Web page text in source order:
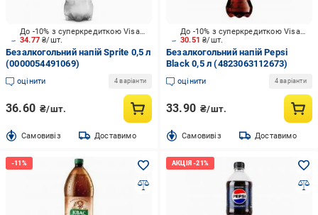
34.77₴/шт.
До -10% з суперкредиткою Visa Вигода
Безалкогольний напій Sprite 0,5 л
(0000054491069)
оцінити 4 варіанти
36.60 ₴/шт.
Cамовивіз Доставимо
30.51₴/шт.
До -10% з суперкредиткою Visa Вигода
Безалкогольний напій Pepsi
Black 0,5 л (4823063112673)
оцінити 4 варіанти
33.90 ₴/шт.
Cамовивіз Доставимо